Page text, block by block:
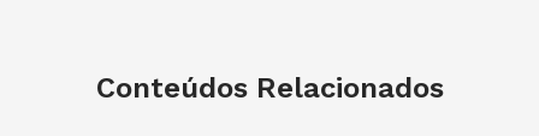
semipresencial.Para acessar o edital,clique
Conteúdos Relacionados